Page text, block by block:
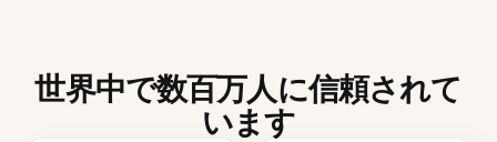
世界中で数百万人に信頼されて
います